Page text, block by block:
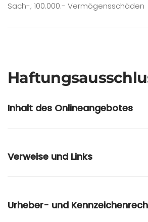
Sach-; 100.000.- Vermögensschäden
Inhalt des Onlineangebotes
Verweise und Links
Urheber- und